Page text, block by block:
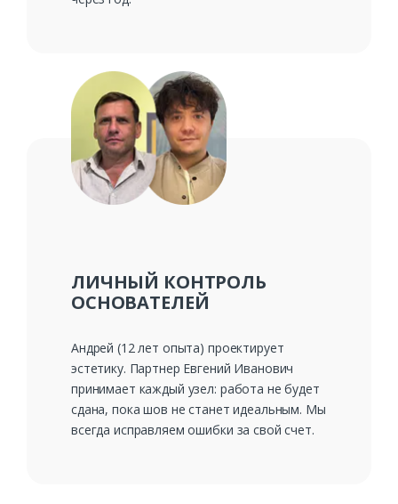
ЛИЧНЫЙ КОНТРОЛЬ
ОСНОВАТЕЛЕЙ
Андрей (12 лет опыта) проектирует
эстетику. Партнер Евгений Иванович
принимает каждый узел: работа не будет
сдана, пока шов не станет идеальным. Мы
всегда исправляем ошибки за свой счет.